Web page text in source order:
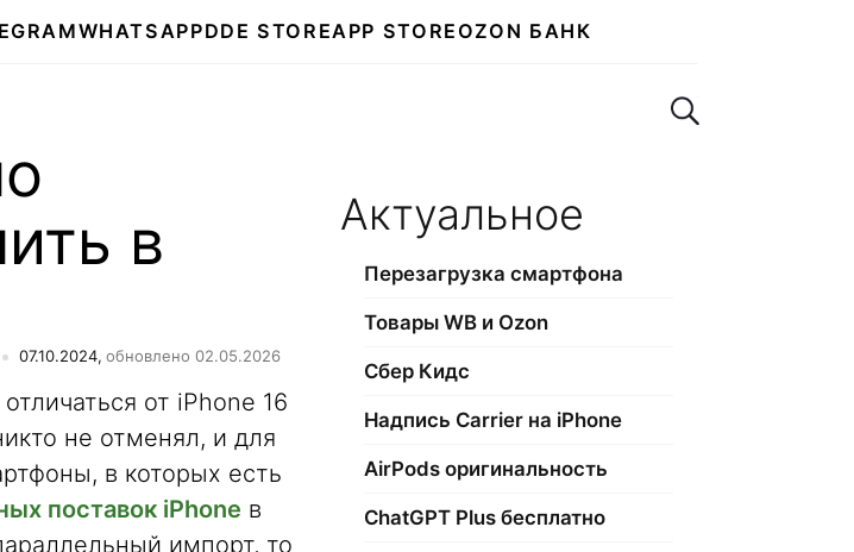
WHATSAPPDDE STOREAPP STORE OZON БАНК
Поиск по сайту
в
07.10.2024, обновлено 02.05.2026
от iPhone 16
не отменял, и для
в которых есть
поставок iPhone в
импорт, то
Актуальное
Перезагрузка смартфона
Товары WB и Ozon
Сбер Кидс
Надпись Carrier на iPhone
AirPods оригинальность
ChatGPT Plus бесплатно